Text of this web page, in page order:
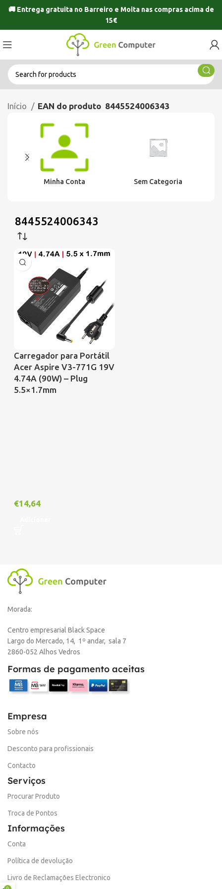
🚚 Entrega gratuita no Barreiro e Moitanas compras acima de
15€
Início EAN do produto 8445524006343
Minha Conta Sem Categoria
8445524006343
Carregador para Portátil
Acer Aspire V3-771G 19V
4.74A (90W) – Plug
5.5×1.7mm
€14,64
Morada:
Centro empresarial Black Space
Largo do Mercado, 14, 1º andar, sala 7
2860-052 Alhos Vedros
Formas de pagamento aceitas
Empresa
Sobre nós
Desconto para profissionais
Contacto
Serviços
Procurar Produto
Troca de Pontos
Informações
Conta
Política de devolução
Livro de Reclamações Electronico